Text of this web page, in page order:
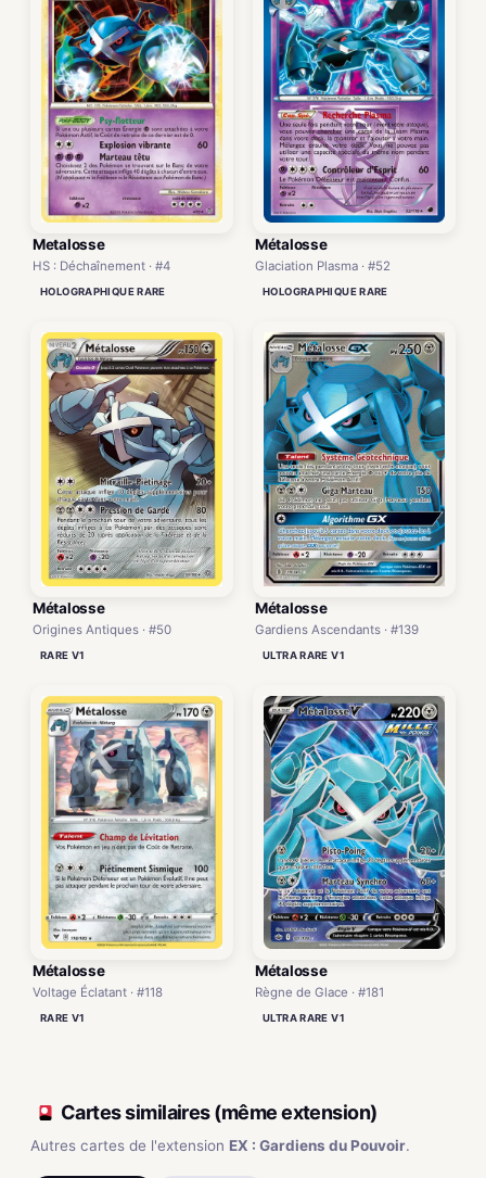
Metalosse
HS : Déchaînement · #4
HOLOGRAPHIQUE RARE
Métalosse
Glaciation Plasma · #52
HOLOGRAPHIQUE RARE
Métalosse
Origines Antiques · #50
RARE V1
Métalosse
Gardiens Ascendants · #139
ULTRA RARE V1
Métalosse
Voltage Éclatant · #118
RARE V1
Métalosse
Règne de Glace · #181
ULTRA RARE V1
Cartes similaires (même extension)
Autres cartes de l'extension EX : Gardiens du Pouvoir.